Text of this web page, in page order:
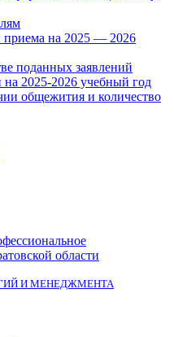
на 2025 — 2026
поданных заявлений
на 2025-2026 учебный год
общежития и количество
области
И МЕНЕДЖМЕНТА